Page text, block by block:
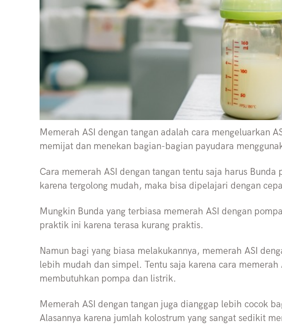
Memerah ASI dengan tangan adalah cara mengeluarkan
memijat dan menekan bagian-bagian payudara
Cara memerah ASI dengan tangan tentu saja harus
karena tergolong mudah, maka bisa dipelajari dengan
Mungkin Bunda yang terbiasa memerah ASI dengan
praktik ini karena terasa kurang praktis.
Namun bagi yang biasa melakukannya, memerah ASI
lebih mudah dan simpel. Tentu saja karena cara memerah
membutuhkan pompa dan listrik.
Memerah ASI dengan tangan juga dianggap lebih cocok
Alasannya karena jumlah kolostrum yang sangat sedikit